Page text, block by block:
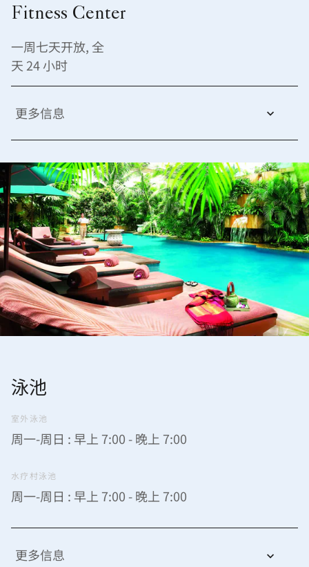
Fitness Center
一周七天开放, 全
天 24 小时
更多信息
泳池
室外泳池
周一-周日 : 早上 7:00 - 晚上 7:00
水疗村泳池
周一-周日 : 早上 7:00 - 晚上 7:00
更多信息